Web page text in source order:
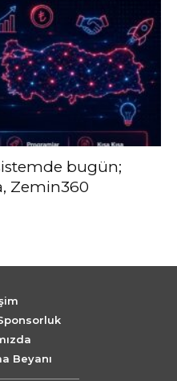
bugün;
Zemin360
Beyanı